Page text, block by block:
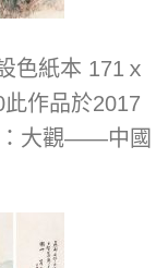
色紙本 171ｘ
作品於2017
：大觀——中國